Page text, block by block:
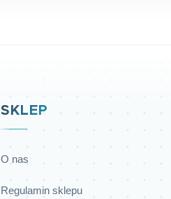
SKLEP
O nas
Regulamin sklepu